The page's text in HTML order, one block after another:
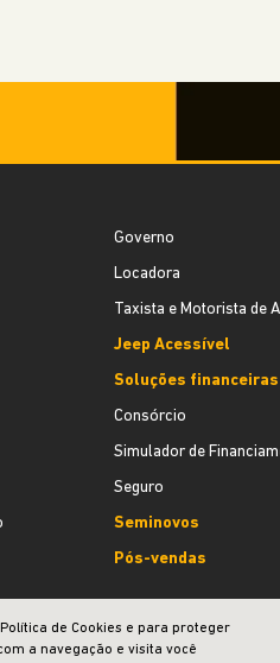
Governo
Locadora
Taxista e Motorista de
Jeep Acessível
Soluções financeiras
Consórcio
Simulador de
Seguro
Seminovos
Pós-vendas
de Cookies e para proteger
a navegação e visita você